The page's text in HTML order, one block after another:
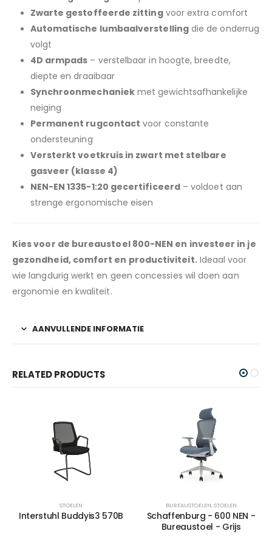
Zwarte gestoffeerde zittingvoor extra comfort
Automatische lumbaalverstellingdie de onderrug
volgt
4D armpads – verstelbaar in hoogte, breedte,
diepte en draaibaar
Synchroonmechaniekmet gewichtsafhankelijke
neiging
Permanent rugcontact voor constante
ondersteuning
Versterkt voetkruis in zwart met stelbare
gasveer (klasse 4)
NEN-EN 1335-1:20 gecertificeerd– voldoet aan
strenge ergonomische eisen
Kies voor de bureaustoel 800-NEN en investeer in je
gezondheid, comfort en productiviteit.Ideaal voor
wie langdurig werkt en geen concessies wil doen aan
ergonomie en kwaliteit.
AANVULLENDE INFORMATIE
RELATED PRODUCTS
STOELEN
Interstuhl Buddyis3 570B
BUREAUSTOELEN,STOELEN
Schaffenburg - 600 NEN -
Bureaustoel - Grijs